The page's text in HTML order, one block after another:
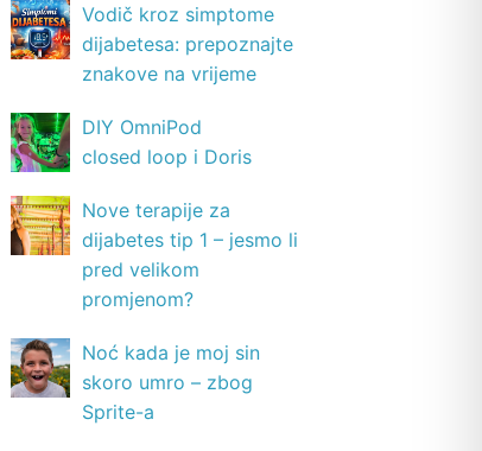
Vodič kroz simptome
dijabetesa: prepoznajte
znakove na vrijeme
DIY OmniPod
closed loop i Doris
Nove terapije za
dijabetes tip 1 – jesmo li
pred velikom
promjenom?
Noć kada je moj sin
skoro umro – zbog
Sprite-a